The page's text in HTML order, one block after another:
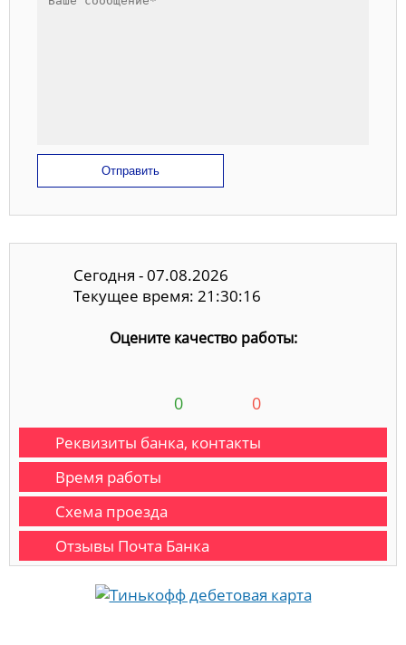
Отправить
Сегодня - 07.08.2026
Текущее время: 21:30:17
Оцените качество работы:
0 0
Реквизиты банка, контакты
Время работы
Схема проезда
Отзывы Почта Банка